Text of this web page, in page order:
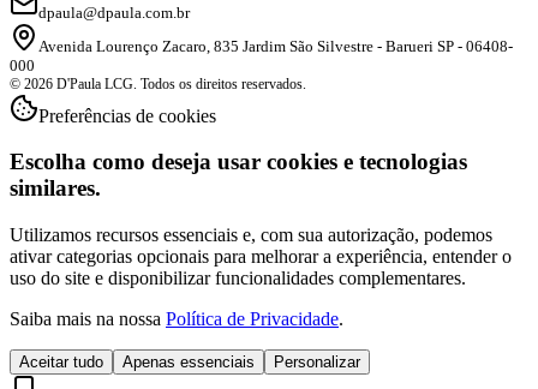
dpaula@dpaula.com.br
Avenida Lourenço Zacaro, 835 Jardim São Silvestre - Barueri SP - 06408-
000
© 2026 D'Paula LCG. Todos os direitos reservados.
Preferências de cookies
Escolha como deseja usar cookies e tecnologias
similares.
Utilizamos recursos essenciais e, com sua autorização, podemos
ativar categorias opcionais para melhorar a experiência, entender o
uso do site e disponibilizar funcionalidades complementares.
Saiba mais na nossa Política de Privacidade.
Aceitar tudo Apenas essenciais Personalizar